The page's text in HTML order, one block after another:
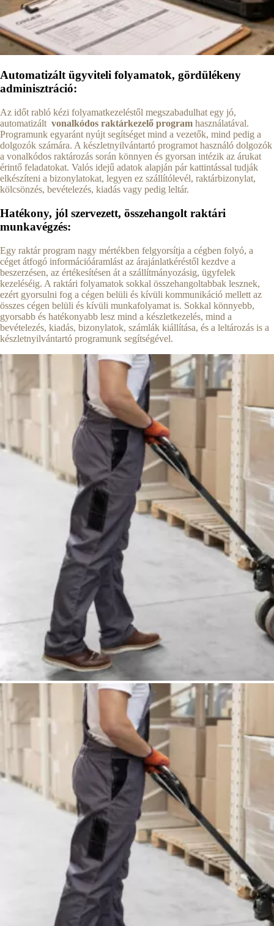
Automatizált ügyviteli folyamatok, gördülékeny
adminisztráció:
Az időt rabló kézi folyamatkezeléstől megszabadulhat egy jó,
automatizált vonalkódos raktárkezelő program használatával.
Programunk egyaránt nyújt segítséget mind a vezetők, mind pedig a
dolgozók számára. A készletnyilvántartó programot használó dolgozók
a vonalkódos raktározás során könnyen és gyorsan intézik az árukat
érintő feladatokat. Valós idejű adatok alapján pár kattintással tudják
elkészíteni a bizonylatokat, legyen ez szállítólevél, raktárbizonylat,
kölcsönzés, bevételezés, kiadás vagy pedig leltár.
Hatékony, jól szervezett, összehangolt raktári
munkavégzés:
Egy raktár program nagy mértékben felgyorsítja a cégben folyó, a
céget átfogó információáramlást az árajánlatkéréstől kezdve a
beszerzésen, az értékesítésen át a szállítmányozásig, ügyfelek
kezeléséig. A raktári folyamatok sokkal összehangoltabbak lesznek,
ezért gyorsulni fog a cégen belüli és kívüli kommunikáció mellett az
összes cégen belüli és kívüli munkafolyamat is. Sokkal könnyebb,
gyorsabb és hatékonyabb lesz mind a készletkezelés, mind a
bevételezés, kiadás, bizonylatok, számlák kiállítása, és a leltározás is a
készletnyilvántartó programunk segítségével.